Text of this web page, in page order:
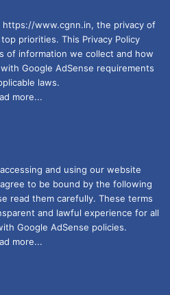
के साथ मुलाकात संभव।
समझकर करें।
मजबूत होंगे।
https://www.cgnn.in, the privacy of
priorities. This Privacy Policy
of information we collect and how
Google AdSense requirements
laws.
more...
and using our website
to be bound by the following
read them carefully. These terms
and lawful experience for all
Google AdSense policies.
more...